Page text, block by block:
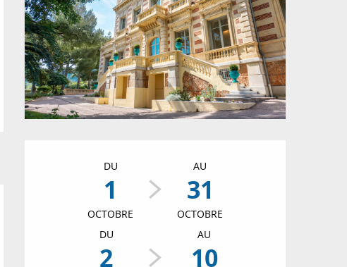
Ouverture et
DU
1
OCTOBRE
AU
31
OCTOBRE
DU
2
AU
10